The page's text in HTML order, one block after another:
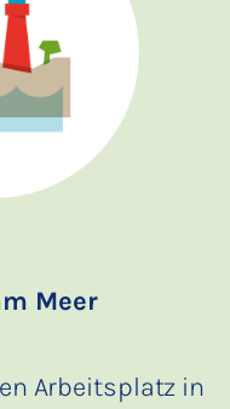
Meer
Arbeitsplatz in